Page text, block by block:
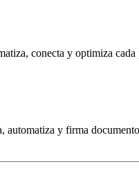
conecta y optimiza
y firma